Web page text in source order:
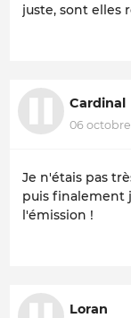
juste, sont elles
Cardinal
06 octobre
Je n'étais pas
puis finalement
l'émission !
Loran